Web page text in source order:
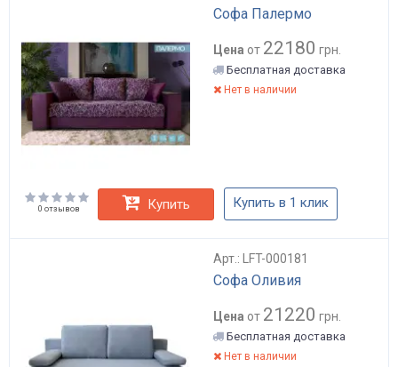
Софа Палермо
Цена от 22180 грн.
Бесплатная доставка
Нет в наличии
0 отзывов Купить Купить в 1 клик
Арт.: LFT-000181
Софа Оливия
Цена от 21220 грн.
Бесплатная доставка
Нет в наличии